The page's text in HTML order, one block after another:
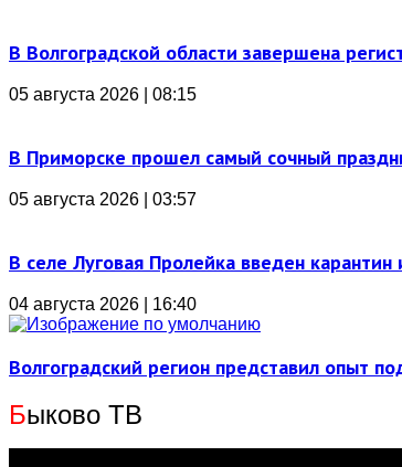
В Волгоградской области завершена
05 августа 2026 | 08:15
В Приморске прошел самый сочный
05 августа 2026 | 03:57
В селе Луговая Пролейка введен
04 августа 2026 | 16:40
Волгоградский регион представил опыт
Быково ТВ